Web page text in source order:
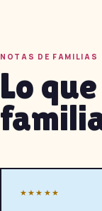
NOTAS DE FAMILIAS
Lo
★★★★★